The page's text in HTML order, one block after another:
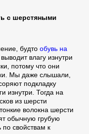
с шерстяными
будто обувь на
влагу изнутри
потому что они
Мы даже слышали,
подкладку
изнутри. Тогда на
из шерсти
волокна шерсти
обычную грубую
свойствам к